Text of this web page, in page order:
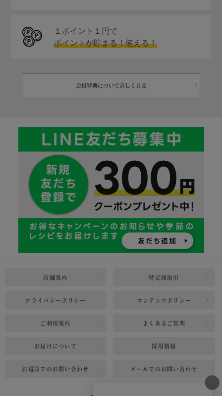
１ポイント１円で
ポイントが貯まる！使える！
会員特典について詳しく見る
店舗案内 特定商取引
プライバシーポリシー コンテンツポリシー
ご利用案内 よくあるご質問
お届けについて 採用情報
お電話でのお問い合わせ メールでのお問い合わせ